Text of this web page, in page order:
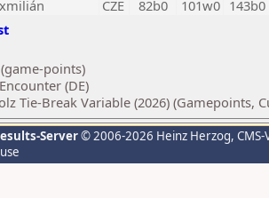
CZE 82b0 101w0 143b0
points)
(DE)
Tie-Break Variable (2026) (Gamepoints,
Server© 2006-2026 Heinz Herzog,